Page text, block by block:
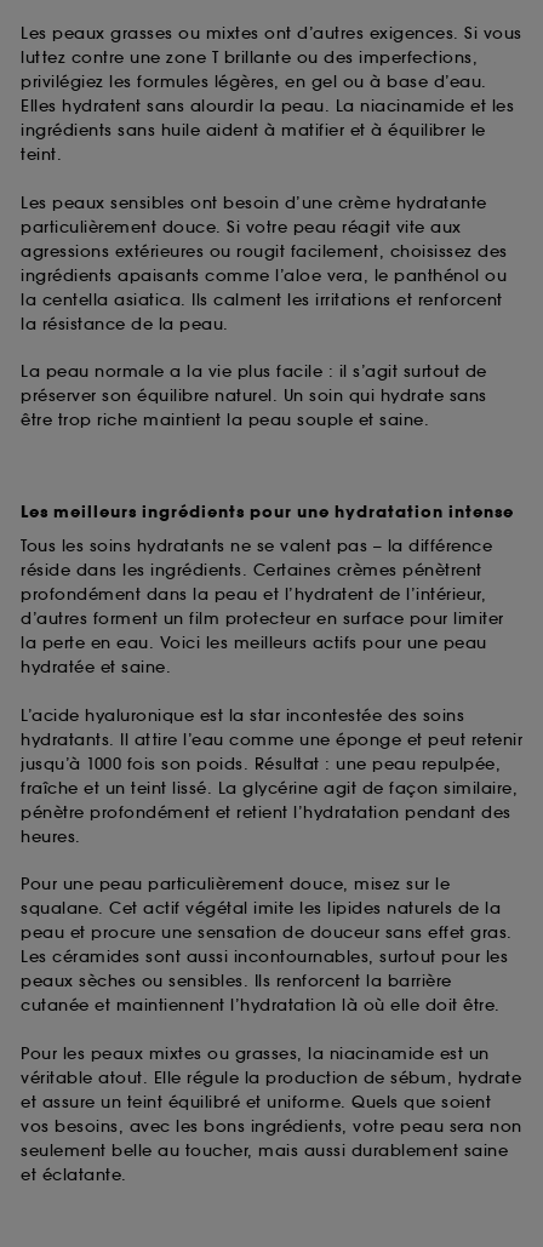
Les peaux grasses ou mixtes ont d’autres exigences. Si vous
luttez contre une zone T brillante ou des imperfections,
privilégiez les formules légères, en gel ou à base d’eau.
Elles hydratent sans alourdir la peau. La niacinamide et les
ingrédients sans huile aident à matifier et à équilibrer le
teint.
Les peaux sensibles ont besoin d’une crème hydratante
particulièrement douce. Si votre peau réagit vite aux
agressions extérieures ou rougit facilement, choisissez des
ingrédients apaisants comme l’aloe vera, le panthénol ou
la centella asiatica. Ils calment les irritations et renforcent
la résistance de la peau.
La peau normale a la vie plus facile : il s’agit surtout de
préserver son équilibre naturel. Un soin qui hydrate sans
être trop riche maintient la peau souple et saine.
Les meilleurs ingrédients pour une hydratation intense
Tous les soins hydratants ne se valent pas – la différence
réside dans les ingrédients. Certaines crèmes pénètrent
profondément dans la peau et l’hydratent de l’intérieur,
d’autres forment un film protecteur en surface pour limiter
la perte en eau. Voici les meilleurs actifs pour une peau
hydratée et saine.
L’acide hyaluronique est la star incontestée des soins
hydratants. Il attire l’eau comme une éponge et peut retenir
jusqu’à 1000 fois son poids. Résultat : une peau repulpée,
fraîche et un teint lissé. La glycérine agit de façon similaire,
pénètre profondément et retient l’hydratation pendant des
heures.
Pour une peau particulièrement douce, misez sur le
squalane. Cet actif végétal imite les lipides naturels de la
peau et procure une sensation de douceur sans effet gras.
Les céramides sont aussi incontournables, surtout pour les
peaux sèches ou sensibles. Ils renforcent la barrière
cutanée et maintiennent l’hydratation là où elle doit être.
Pour les peaux mixtes ou grasses, la niacinamide est un
véritable atout. Elle régule la production de sébum, hydrate
et assure un teint équilibré et uniforme. Quels que soient
vos besoins, avec les bons ingrédients, votre peau sera non
seulement belle au toucher, mais aussi durablement saine
et éclatante.
Cookies de mesure d’audience :ils nous
permettent de réaliser des statistiques de
fréquentation et de navigation sur notre site afin
d’en améliorer la performance.
fraudes aux moyens de paiement et les
usurpations d’identité.
Cookies fonctionnels :il s’agit de cookies
permettant l’affichage et/ou la fourniture de
certaines fonctionnalités du site, tel que les
vous faire bénéficier de l’authentification
prolongée vous permettant d’accéder à votre
compte lors de votre prochaine visite sur le site
sans saisir à nouveau votre identifiant et mot de
A l'exception des cookies techniques, le dépôt et la
lecture de ces traceurs requiert votre accord. Vous
pouvez personnaliser vos choix concernant le dépôt
de ces cookies grâce au bouton "personnaliser mes
choix" ci-dessous ou décider de "tout accepter".
Sephora pourra associer les informations de
collectées ou générées lors de votre activité en ligne
ou en magasin. Pour refuser tous les cookies, cliques
sur "continuer sans accepter". Voous pouvez à tout
moment choisir de retirer votrte consentement. Si vous
souhaitez obtenir plus d'information sur les cookies
utilisés,